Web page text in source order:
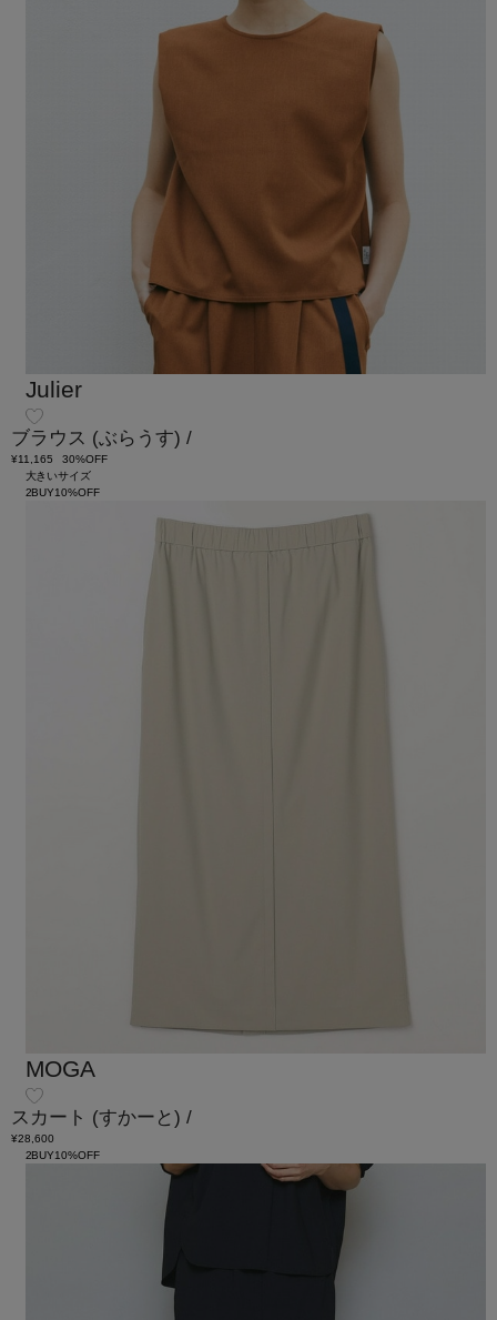
Julier
ブラウス (ぶらうす) /
¥11,165
30%OFF
大きいサイズ
2BUY10%OFF
MOGA
スカート (すかーと) /
¥28,600
2BUY10%OFF